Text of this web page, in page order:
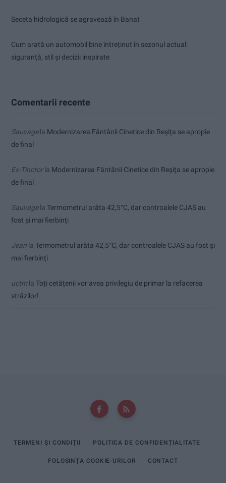
Seceta hidrologică se agravează în Banat
Cum arată un automobil bine întreținut în sezonul actual:
siguranță, stil și decizii inspirate
Comentarii recente
Sauvagela Modernizarea Fântânii Cinetice din Reșița se apropie
de final
Ex-Tinctorla Modernizarea Fântânii Cinetice din Reșița se apropie
de final
Sauvagela Termometrul arăta 42,5°C, dar controalele CJAS au
fost și mai fierbinți
Jean la Termometrul arăta 42,5°C, dar controalele CJAS au fost și
mai fierbinți
uctmla Toți cetățenii vor avea privilegiu de primar la refacerea
străzilor!
TERMENI ȘI CONDIȚII POLITICA DE CONFIDENȚIALITATE
FOLOSINȚA COOKIE-URILOR CONTACT